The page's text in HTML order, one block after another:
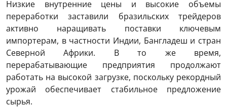
Низкие внутренние цены и высокие объемы
переработки заставили бразильских трейдеров
активно наращивать поставки ключевым
импортерам, в частности Индии, Бангладеш и стран
Северной Африки. В то же время,
перерабатывающие предприятия продолжают
работать на высокой загрузке, поскольку рекордный
урожай обеспечивает стабильное предложение
сырья.